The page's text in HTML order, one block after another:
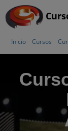
Inicio Cursos